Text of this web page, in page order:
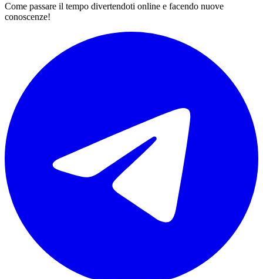
Come passare il tempo divertendoti online e facendo nuove
conoscenze!